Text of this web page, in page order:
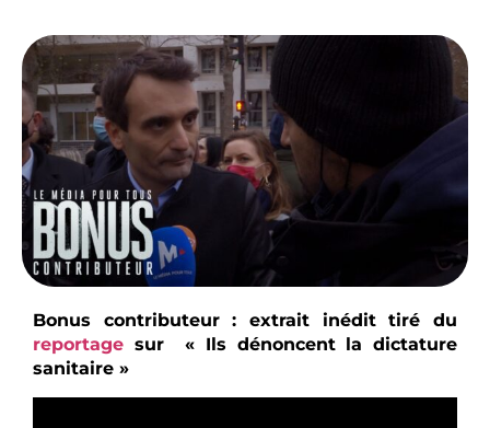
Bonus contributeur : extrait inédit tiré du
reportage sur « Ils dénoncent la dictature
sanitaire »